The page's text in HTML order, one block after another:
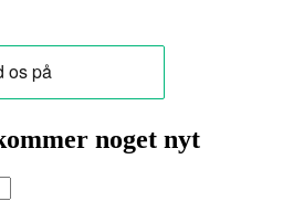
noget nyt